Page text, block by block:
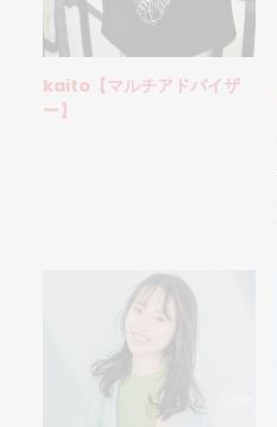
kaito【マルチアドバイザ
ー】